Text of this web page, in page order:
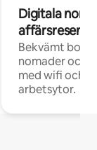
Digitala
Bekvämt
nomader och
med wifi och
arbetsytor.